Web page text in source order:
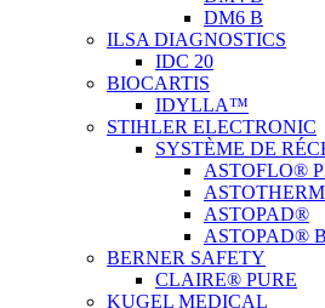
DM6 B
ILSA DIAGNOSTICS
IDC 20
BIOCARTIS
IDYLLA™
STIHLER ELECTRONIC
SYSTÈME DE
ASTOFLO®
ASTOPAD®
ASTOPAD®
BERNER SAFETY
CLAIRE® PURE
KUGEL MEDICAL